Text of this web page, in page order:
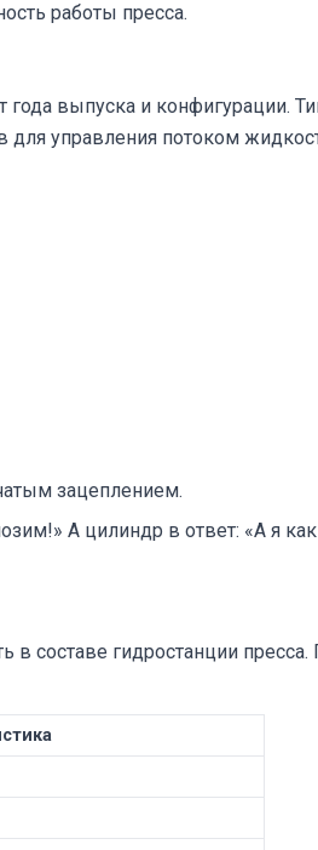
работы пресса.
выпуска и конфигурации.
управления потоком
зацеплением.
А цилиндр в ответ: «А я
составе гидростанции пресса.